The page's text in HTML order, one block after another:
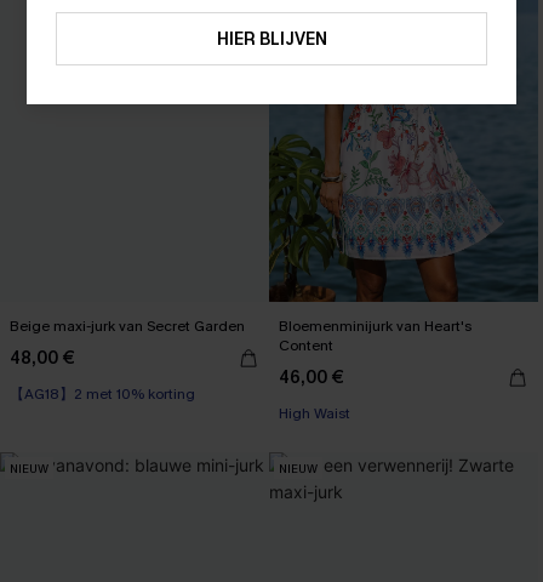
Beige maxi-jurk van Secret Garden
48,00 €
【AG18】2 met 10% korting
Bloemenminijurk van Heart's
Content
46,00 €
High Waist
NIEUW NIEUW
HIER BLIJVEN
ABONNEREN